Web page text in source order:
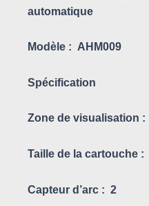
automatique
Modèle : AHM009
Spécification
Zone de visualisation :
Taille de la cartouche :
Capteur d’arc : 2